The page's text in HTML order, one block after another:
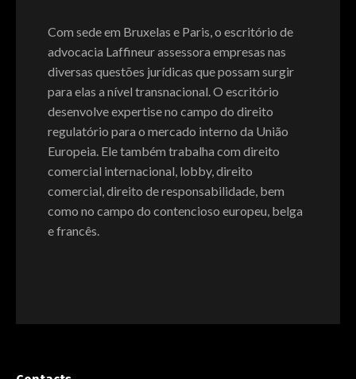
Com sede em Bruxelas e Paris, o escritório de
advocacia Laffineur assessora empresas nas
diversas questões jurídicas que possam surgir
para elas a nível transnacional. O escritório
desenvolve expertise no campo do direito
regulatório para o mercado interno da União
Europeia. Ele também trabalha com direito
comercial internacional, lobby, direito
comercial, direito de responsabilidade, bem
como no campo do contencioso europeu, belga
e francês.